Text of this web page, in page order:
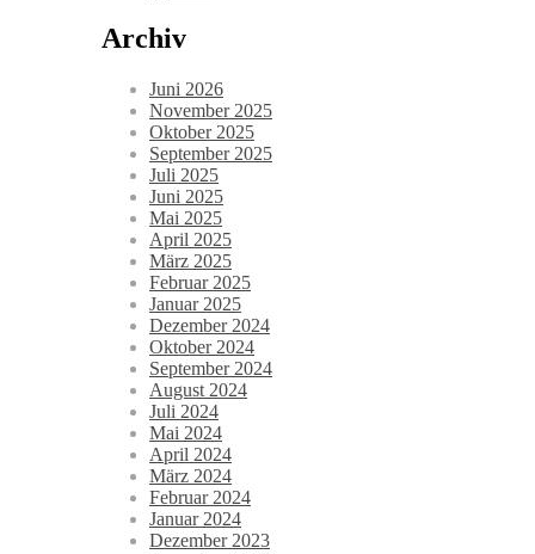
Archiv
Juni 2026
November 2025
Oktober 2025
September 2025
Juli 2025
Juni 2025
Mai 2025
April 2025
März 2025
Februar 2025
Januar 2025
Dezember 2024
Oktober 2024
September 2024
August 2024
Juli 2024
Mai 2024
April 2024
März 2024
Februar 2024
Januar 2024
Dezember 2023